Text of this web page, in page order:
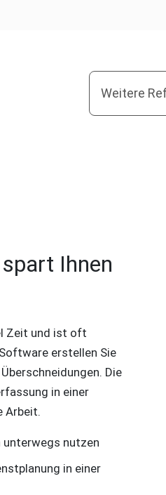
Weitere
Ihnen
Zeit und ist oft
erstellen Sie
Die
in einer
Arbeit.
unterwegs nutzen
in einer